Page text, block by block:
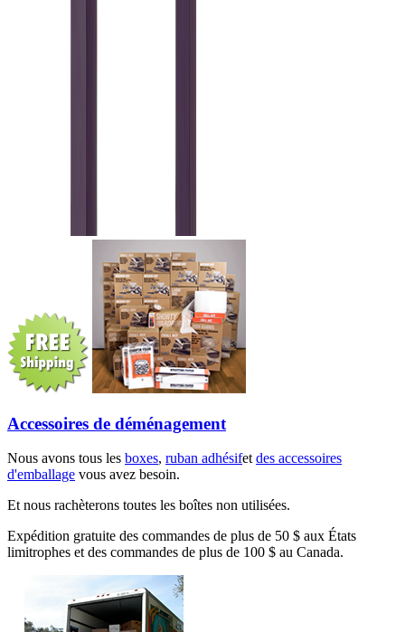
Accessoires de déménagement
Nous avons tous les boxes, ruban adhésifetdes accessoires
d'emballage vous avez besoin.
Et nous rachèterons toutes les boîtes non utilisées.
Expédition gratuite des commandes de plus de 50 $ aux États
limitrophes et des commandes de plus de 100 $ au Canada.